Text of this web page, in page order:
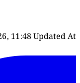
11:48Updated At